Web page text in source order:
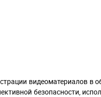
видеоматериалов в
безопасности,